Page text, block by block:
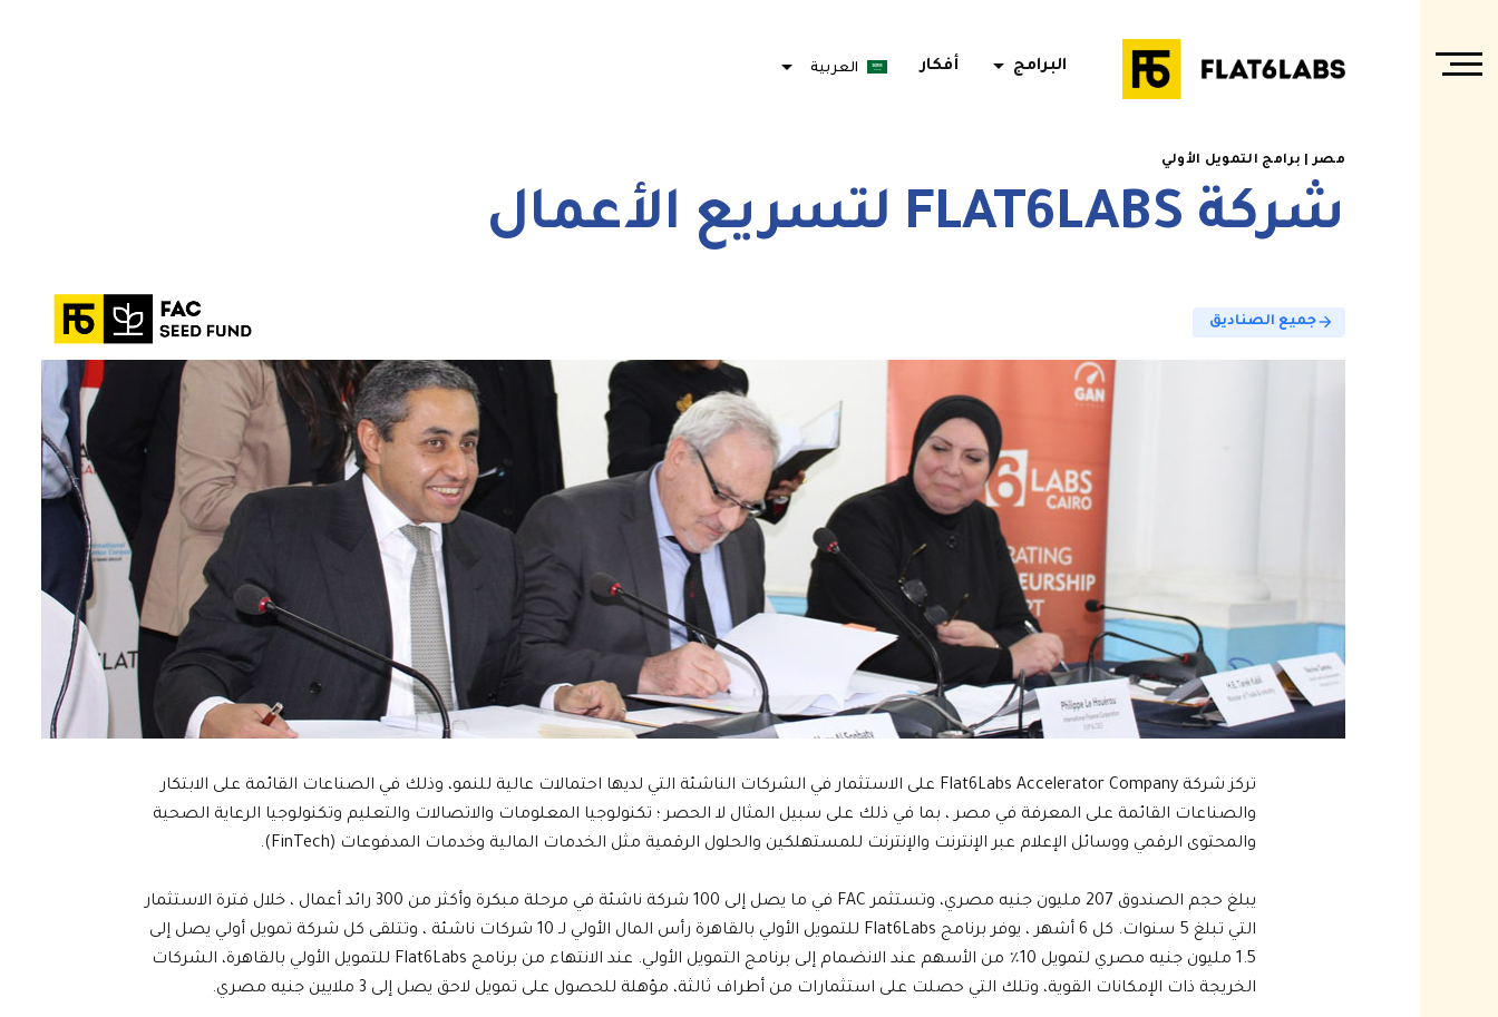
البرامج arrow_drop_down
برنامج ريادة أعمال تنموي
برامج حاضنات الأعمال
أفكار العربية
مصر | برامج التمويل الأولي
شركة FLAT6LABS لتسريع الأعمال
arrow_backجميع الصناديق
تركز شركة Flat6Labs Accelerator Company على الاستثمار في الشركات الناشئة التي لديها احتمالات عالية للنمو، وذلك في الصناعات القائمة على الابتكار
والصناعات القائمة على المعرفة في مصر ، بما في ذلك على سبيل المثال لا الحصر ؛ تكنولوجيا المعلومات والاتصالات والتعليم وتكنولوجيا الرعاية الصحية
والمحتوى الرقمي ووسائل الإعلام عبر الإنترنت والإنترنت للمستهلكين والحلول الرقمية مثل الخدمات المالية وخدمات المدفوعات (FinTech).
يبلغ حجم الصندوق 207 مليون جنيه مصري، وتستثمر FAC في ما يصل إلى 100 شركة ناشئة في مرحلة مبكرة وأكثر من 300 رائد أعمال ، خلال فترة الاستثمار
التي تبلغ 5 سنوات. كل 6 أشهر ، يوفر برنامج Flat6Labs للتمويل الأولي بالقاهرة رأس المال الأولي لـ 10 شركات ناشئة ، وتتلقى كل شركة تمويل أولي يصل إلى
1.5 مليون جنيه مصري لتمويل 10٪ من الأسهم عند الانضمام إلى برنامج التمويل الأولي. عند الانتهاء من برنامج Flat6Labs للتمويل الأولي بالقاهرة، الشركات
الخريجة ذات الإمكانات القوية، وتلك التي حصلت على استثمارات من أطراف ثالثة، مؤهلة للحصول على تمويل لاحق يصل إلى 3 ملايين جنيه مصري.